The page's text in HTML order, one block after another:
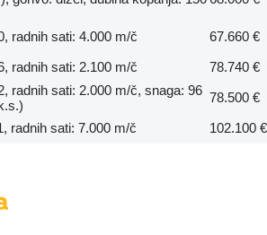
radnih sati: 4.000 m/č
67.660 €
radnih sati: 2.100 m/č
78.740 €
radnih sati: 2.000 m/č, snaga: 96 78.500 €
radnih sati: 7.000 m/č 102.100 €